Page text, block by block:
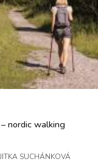
nordic walking
JITKA SUCHÁNKOVÁ